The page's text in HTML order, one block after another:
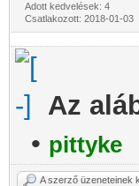
Adott kedvelések: 4
Csatlakozott: 2018-01-03
Az
• pittyke
A szerző üzeneteinek